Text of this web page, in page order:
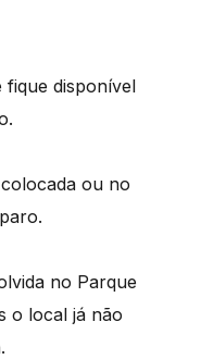
fique disponível
ou no
no Parque
o local já não